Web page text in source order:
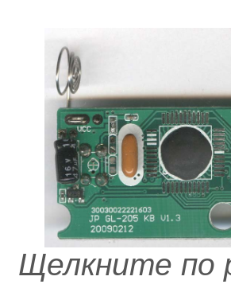
Щелкните по